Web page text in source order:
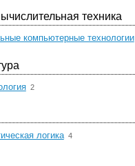
техника
компьютерные технологии
2
логика 4